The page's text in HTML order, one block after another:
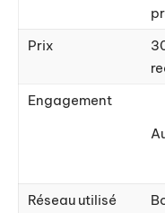
Prix
Engagement
Réseau utilisé